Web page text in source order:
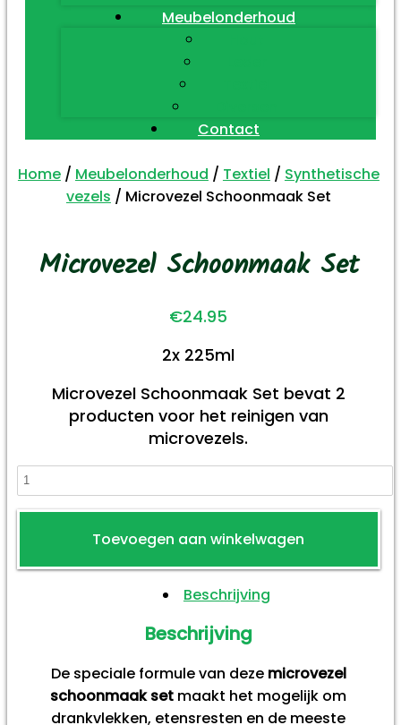
Meubelonderhoud
Contact
Home/ Meubelonderhoud / Textiel / Synthetische
vezels / Microvezel Schoonmaak Set
Microvezel Schoonmaak Set
€24.95
2x 225ml
Microvezel Schoonmaak Set bevat 2
producten voor het reinigen van
microvezels.
Microvezel
Schoonmaak
Toevoegen aan winkelwagen
Beschrijving
Beschrijving
De speciale formule van deze microvezel
schoonmaak set maakt het mogelijk om
drankvlekken, etensresten en de meeste